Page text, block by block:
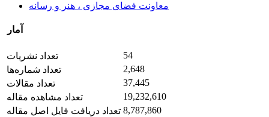
معاونت فضای مجازی ، هنر و رسانه
آمار
تعداد نشریات
54
تعداد شماره‌ها
2,648
تعداد مقالات
37,445
تعداد مشاهده مقاله
19,232,610
تعداد دریافت فایل اصل مقاله 8,787,860